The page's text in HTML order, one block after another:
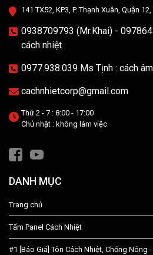
141 TX52, KP3, P. Thạnh Xuân, Quận
0938709793 (Mr.Khai) -
cách nhiệt
0977.938.039 Ms Tịnh : cách
cachnhietcorp@gmail.com
Thứ 2 - 7 : 8:00 - 17:00
Chủ nhật : không làm việc
DANH MỤC
Trang chủ
Tấm Panel Cách Nhiệt
#1 [Báo Giá] Tôn Cách Nhiệt, Chống Nóng -